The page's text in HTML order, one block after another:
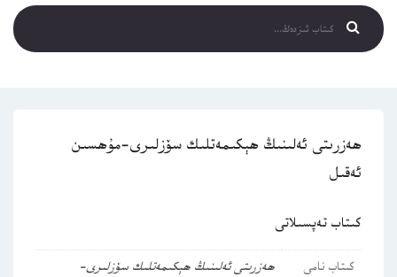
ھەزرىتى ئەلىنىڭ ھېكىمەتلىك سۆزلىرى-مۇھسىن
ئەقىل
كىتاب تەپسىلاتى
كىتاب نامى
ھەزرىتى ئەلىنىڭ ھېكىمەتلىك سۆزلىرى-